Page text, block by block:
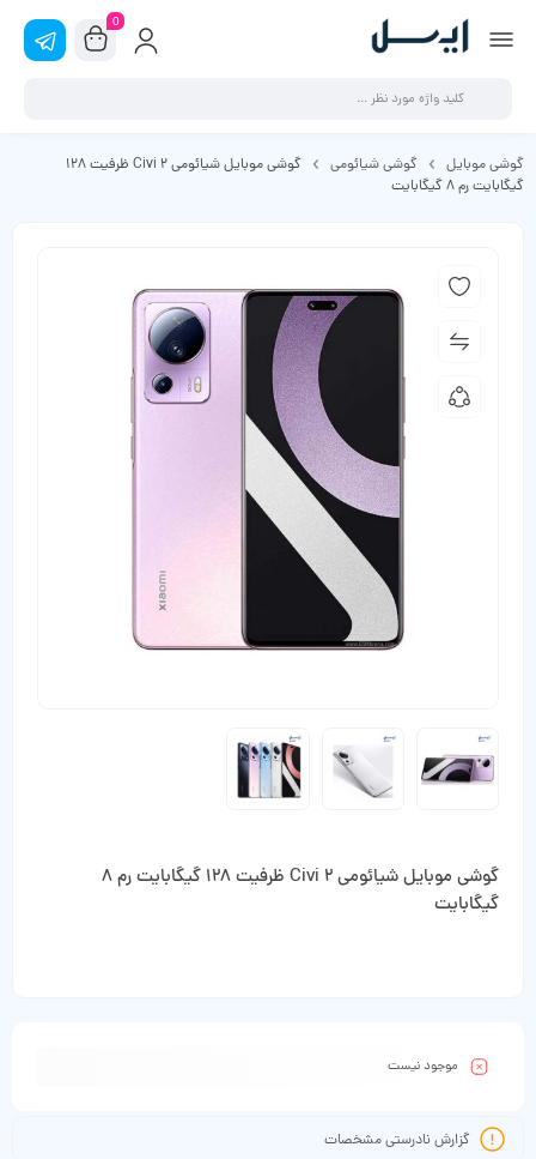
0
گوشی موبایل گوشی شیائومی
گوشی موبایل شیائومی Civi 2 ظرفیت 128
گیگابایت رم 8 گیگابایت
گوشی موبایل شیائومی Civi 2 ظرفیت 128 گیگابایت رم 8
گیگابایت
موجود نیست
گزارش نادرستی مشخصات